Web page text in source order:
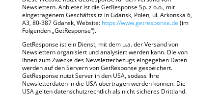
Newslettern. Anbieter ist die GetResponse Sp. z o.o., mit
eingetragenem Geschäftssitz in Gdansk, Polen, ul. Arkonska 6,
A3, 80-387 Gdansk, Website: https://www.getresponse.de (im
Folgenden „GetResponse“).
GetResponse ist ein Dienst, mit dem u.a. der Versand von
Newslettern organisiert und analysiert werden kann. Die von
Ihnen zum Zwecke des Newsletterbezugs eingegeben Daten
werden auf den Servern von GetResponse gespeichert.
GetResponse nutzt Server in den USA, sodass Ihre
Newsletterdaten in die USA übertragen werden können. Die
USA gelten datenschutzrechtlich als nicht sicheres Drittland.